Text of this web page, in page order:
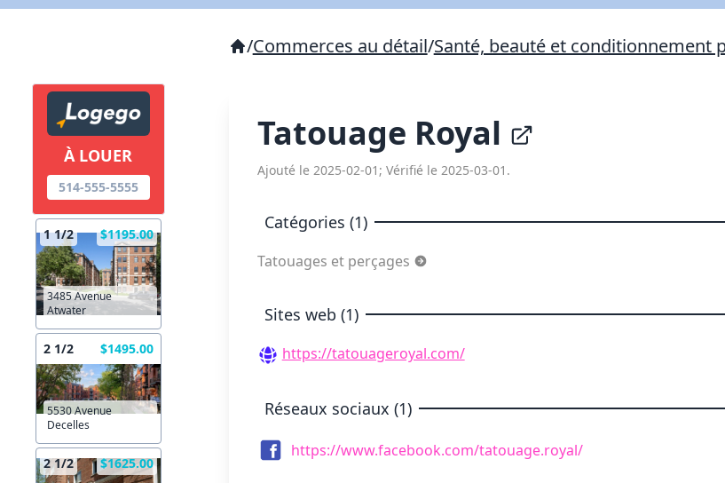
À LOUER
514-555-5555
1 1/2 $1195.00
3485 Avenue
Atwater
2 1/2 $1495.00
5530 Avenue
Decelles
2 1/2 $1625.00
/Commerces au détail/Santé, beauté et conditionnement
Tatouage Royal
Ajouté le 2025-02-01; Vérifié le 2025-03-01.
Catégories (1)
Tatouages et perçages
Sites web (1)
https://tatouageroyal.com/
Réseaux sociaux (1)
https://www.facebook.com/tatouage.royal/
X Fermer